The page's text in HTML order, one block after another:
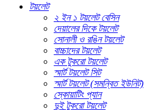
টয়লেট
২ ইন ১ টয়লেট বেসিন
দেয়ালের দিকে টয়লেট
সোনালী ও রঙিন টয়লেট
বাচ্চাদের টয়লেট
এক টুকরো টয়লেট
স্মার্ট টয়লেট সিট
স্মার্ট টয়লেট (সমন্বিত ইউনিট)
স্কোয়াটিং প্যান
দুই টুকরো টয়লেট